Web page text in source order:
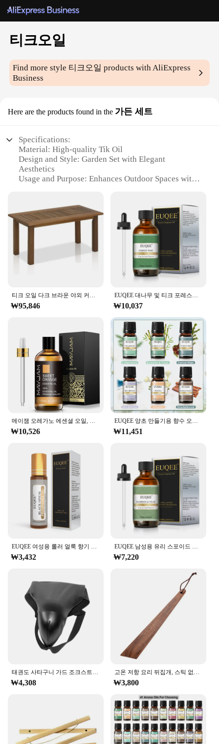
티크오일
Find more style 티크오일 products with AliExpress
Business
Here are the products found in the 가든 세트
Specifications:
Material: High-quality Tik Oil
Design and Style: Garden Set with Elegant
Aesthetics
Usage and Purpose: Enhances Outdoor Spaces with
Patios, and Balconies
Shape or Size or Weight or Quantity: Versatile Set
Options to Suit Diverse Needs
Performance and Property: Durable and Weather-
Features:
**Elevate Your Outdoor Sanctuary**
Transform your garden into a serene oasis with the
Tik Oil Garden Set, a harmonious blend of
functionality and style. Crafted from premium Tik
Oil, this set is not only durable but also sustainable,
ensuring that your outdoor space remains beautiful
and eco-friendly. The garden set's design is a
testament to elegance, with its sleek lines and
sophisticated finish that complements any garden or
patio decor. Whether you're looking to add a touch
of modernity to your backyard or create a tranquil
retreat on your balcony, this set is the perfect
choice.
The Tik Oil Garden Set is not just about aesthetics;
it's about adaptability. Available in a variety of
shapes, sizes, and quantities, this set can be tailored
to fit any outdoor area, from a small balcony to a
spacious garden. Its versatility extends to its
performance, withstanding the elements with ease
thanks to its weather-resistant properties. Whether
you're looking to enhance your existing garden or
starting from scratch, this set offers endless
possibilities to create a space that's uniquely yours.
As a vendor or supplier, we understand the
importance of quality and sustainability in the
products we offer. That's why the Tik Oil Garden Set
is not just a product but a commitment to
sustainable beauty. It's a testament to our dedication
to providing wholesale sets that are not only
functional but also contribute to a greener planet.
With this set, you're not just investing in a garden
accessory; you're investing in a sustainable future.
So, whether you're a homeowner looking to upgrade
your outdoor space or a vendor looking to offer
eco-friendly products, the Tik Oil Garden Set is the
티크 오일 다크 브라운 야외 커피 테이블, 티만 원목 파티오 가구, FG16504
₩95,846
EUQEE 대나무 및 티크 포레스트 소나무 향기 오일, 아로마 테라피, 비누 만들기, 목욕 폭탄용 유리 스포이드 포함, 에센셜 오일
₩10,037
메이잼 오레가노 에센셜 오일, 네롤리, 헬크라이섬, 코파이바, 심황, 스피어민트, 아니스 스타, 2024 년, 뉴 아로마 오일
₩10,526
EUQEE 양초 만들기용 향수 오일 선물 세트-10ml 바다 바람, 숲 소나무, 대나무 및 티크, 삼나무, 백단향, 프리지아, 6 개
₩11,451
EUQEE 여성용 롤러 얼룩 향기 오일, 신선한 라인 코코넛 바닐라 엔젤, 아로마 테라피, DIY 비누, 양초 만들기, 10ml
₩3,432
EUQEE 남성용 유리 스포이드 가죽 향수 오일, 대나무 및 티크 숲 소나무 초콜릿 커피 아로마 오일, DIY 향수, 60ml
₩7,220
태권도 사타구니 가드 조크스트랩 사타구니 가랑이 보호대, 운동 훈련용 조절 가능, 남녀공용 MMA 파이팅 무에아트 산타
₩4,308
고온 저항 요리 뒤집개, 스틱 없음, 티크 우드 국자 스푼, 삽 오일 저항, 야외 캠핑 바베큐용
₩3,800